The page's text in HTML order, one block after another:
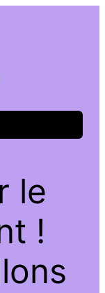
le
!